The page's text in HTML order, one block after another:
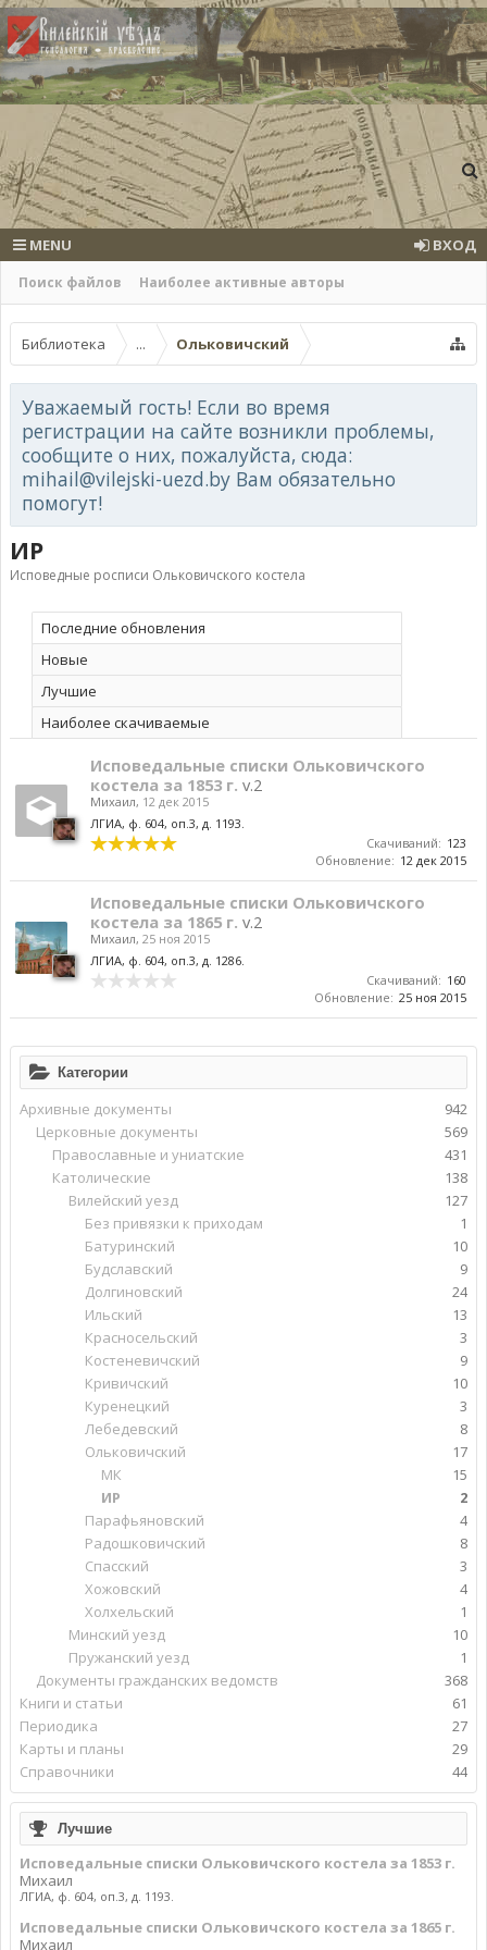
Поиск файлов Наиболее активные авторы
MENU ВХОД
Библиотека ... Ольковичский
Уважаемый гость! Если во время
регистрации на сайте возникли проблемы,
сообщите о них, пожалуйста, сюда:
mihail@vilejski-uezd.by Вам обязательно
помогут!
ИР
Исповедные росписи Ольковичского костела
Категории
Архивные документы
942
Церковные документы
569
Православные и униатские
431
Католические
138
Вилейский уезд
127
Без привязки к приходам
1
Батуринский
10
Будславский
9
Долгиновский
24
Ильский
13
Красносельский
3
Костеневичский
9
Кривичский
10
Куренецкий
3
Лебедевский
8
Ольковичский
17
МК
15
ИР
2
Парафьяновский
4
Радошковичский
8
Спасский
3
Хожовский
4
Холхельский
1
Минский уезд
10
Пружанский уезд
1
Документы гражданских ведомств
368
Книги и статьи
61
Периодика
27
Карты и планы
29
Справочники
44
Лучшие
Исповедальные списки Ольковичского костела за 1853 г.
Михаил
ЛГИА, ф. 604, оп.3, д. 1193.
Исповедальные списки Ольковичского костела за 1865 г.
Михаил
Последние обновления
Новые
Лучшие
Наиболее скачиваемые
Исповедальные списки Ольковичского
костела за 1853 г. v.2
Михаил, 12 дек 2015
ЛГИА, ф. 604, оп.3, д. 1193.
Скачиваний: 123
Обновление: 12 дек 2015
Исповедальные списки Ольковичского
костела за 1865 г. v.2
Михаил, 25 ноя 2015
ЛГИА, ф. 604, оп.3, д. 1286.
Скачиваний: 160
Обновление: 25 ноя 2015